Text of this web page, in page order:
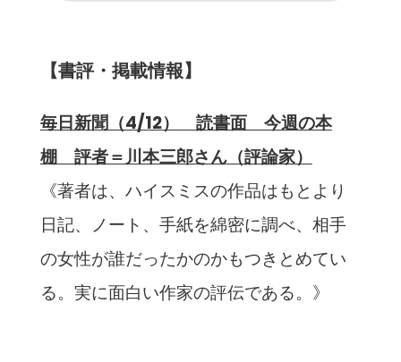
【書評・掲載情報】
毎日新聞（4/12） 読書面 今週の本
棚 評者＝川本三郎さん（評論家）
《著者は、ハイスミスの作品はもとより
日記、ノート、手紙を綿密に調べ、相手
の女性が誰だったかのかもつきとめてい
る。実に面白い作家の評伝である。》